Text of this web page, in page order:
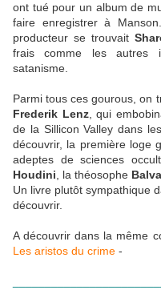
ont tué pour un album de
faire enregistrer à
producteur se trouvait
frais comme les autres
satanisme.
Parmi tous ces gourous, on
Frederik Lenz, qui
de la Sillicon Valley dans
découvrir, la première loge
adeptes de sciences
Houdini , la théosophe
Un livre plutôt sympathique
découvrir.
A découvrir dans la même
Les aristos du crime -